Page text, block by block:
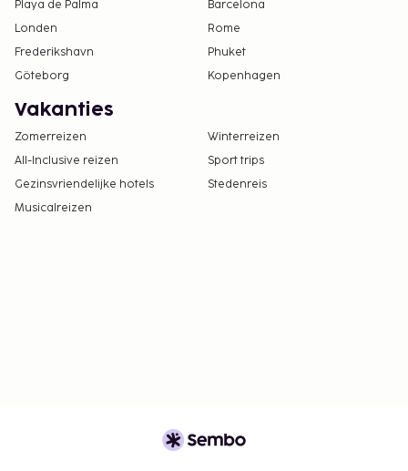
Het seizoensgebonden zwembad is geopend
van 01 mei t/m 31 oktober.
24 uur per dag toegang tot zwembad
Playa de Palma
Barcelona
Londen
Rome
Frederikshavn
Phuket
Göteborg
Kopenhagen
Vakanties
Zomerreizen
Winterreizen
All-Inclusive reizen
Sport trips
Gezinsvriendelijke hotels
Stedenreis
Musicalreizen